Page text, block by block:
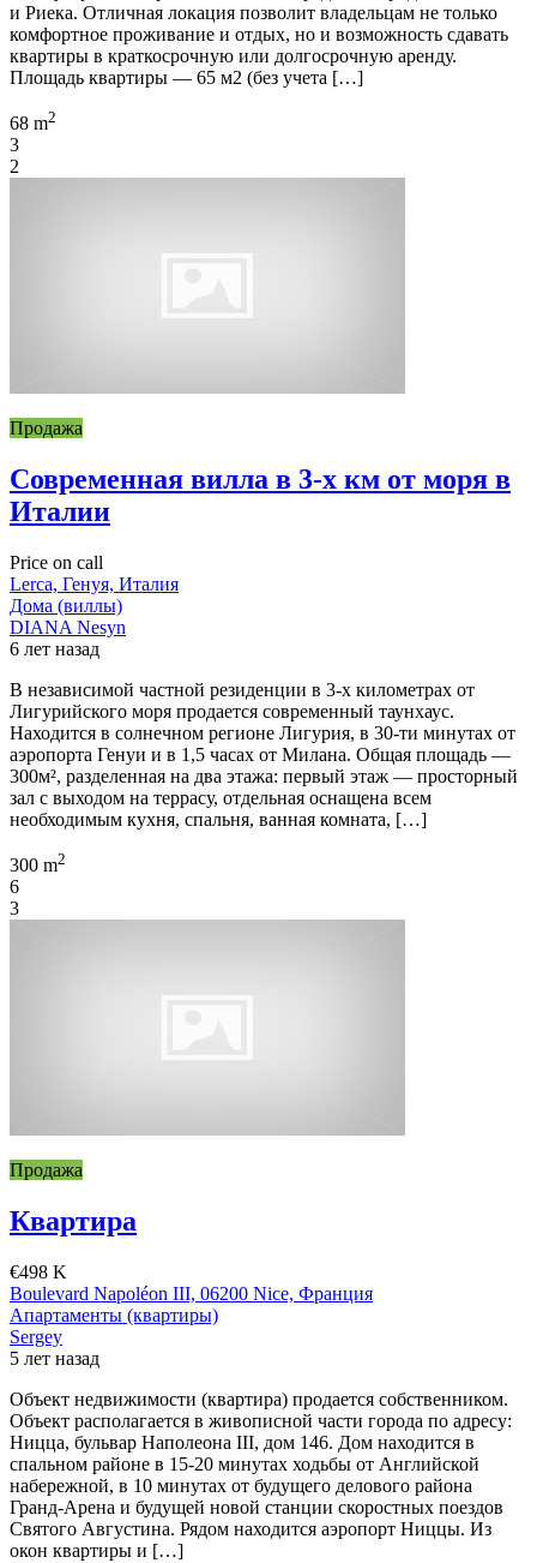
и Риека. Отличная локация позволит владельцам не только
комфортное проживание и отдых, но и возможность сдавать
квартиры в краткосрочную или долгосрочную аренду.
Площадь квартиры — 65 м2 (без учета […]
68 m2
3
2
Продажа
Современная вилла в 3-х км от моря в
Италии
Price on call
Lerca, Генуя, Италия
Дома (виллы)
DIANA Nesyn
6 лет назад
В независимой частной резиденции в 3-х километрах от
Лигурийского моря продается современный таунхаус.
Находится в солнечном регионе Лигурия, в 30-ти минутах от
аэропорта Генуи и в 1,5 часах от Милана. Общая площадь —
300м², разделенная на два этажа: первый этаж — просторный
зал с выходом на террасу, отдельная оснащена всем
необходимым кухня, спальня, ванная комната, […]
300 m2
6
3
Продажа
Квартира
€498 K
Boulevard Napoléon III, 06200 Nice, Франция
Апартаменты (квартиры)
Sergey
5 лет назад
Объект недвижимости (квартира) продается собственником.
Объект располагается в живописной части города по адресу:
Ницца, бульвар Наполеона III, дом 146. Дом находится в
спальном районе в 15-20 минутах ходьбы от Английской
набережной, в 10 минутах от будущего делового района
Гранд-Арена и будущей новой станции скоростных поездов
Святого Августина. Рядом находится аэропорт Ниццы. Из
окон квартиры и […]